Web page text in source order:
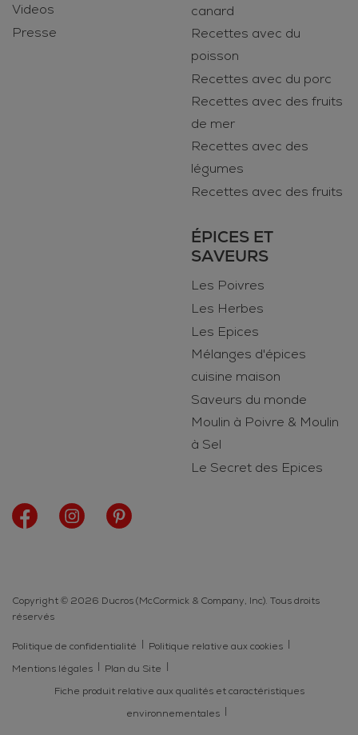
Videos
Presse
canard
Recettes avec du
poisson
Recettes avec du porc
Recettes avec des fruits
de mer
Recettes avec des
légumes
Recettes avec des fruits
ÉPICES ET
SAVEURS
Les Poivres
Les Herbes
Les Epices
Mélanges d'épices
cuisine maison
Saveurs du monde
Moulin à Poivre & Moulin
à Sel
Le Secret des Epices
Copyright © 2026 Ducros (McCormick & Company, Inc). Tous droits
réservés
Politique de confidentialité
Politique relative aux cookies
Mentions légales
Plan du Site
Fiche produit relative aux qualités et caractéristiques
environnementales